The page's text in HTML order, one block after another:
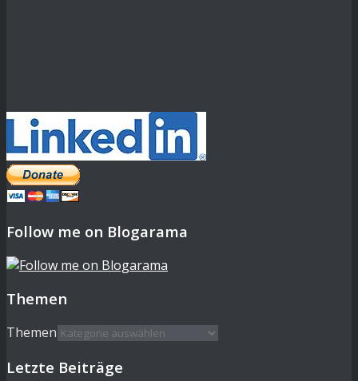
Follow me on Blogarama
Themen
Themen
Letzte Beiträge